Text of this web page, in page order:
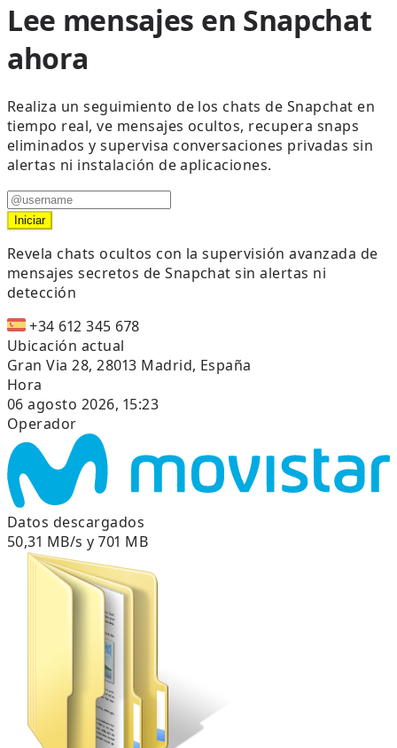
Lee mensajes en Snapchat
ahora
Realiza un seguimiento de los chats de Snapchat en
tiempo real, ve mensajes ocultos, recupera snaps
eliminados y supervisa conversaciones privadas sin
alertas ni instalación de aplicaciones.
Iniciar
Revela chats ocultos con la supervisión avanzada de
mensajes secretos de Snapchat sin alertas ni
detección
+34 612 345 678
Ubicación actual
Gran Via 28, 28013 Madrid, España
Hora
06 agosto 2026, 15:23
Operador
Datos descargados
50,31 MB/s y 701 MB